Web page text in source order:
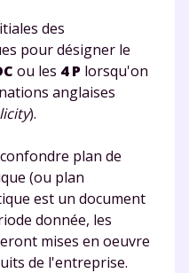
des
pour désigner le
ou les 4 P lorsqu'on
anglaises
).
plan de
(ou plan
est un document
donnée, les
mises en oeuvre
de l'entreprise.